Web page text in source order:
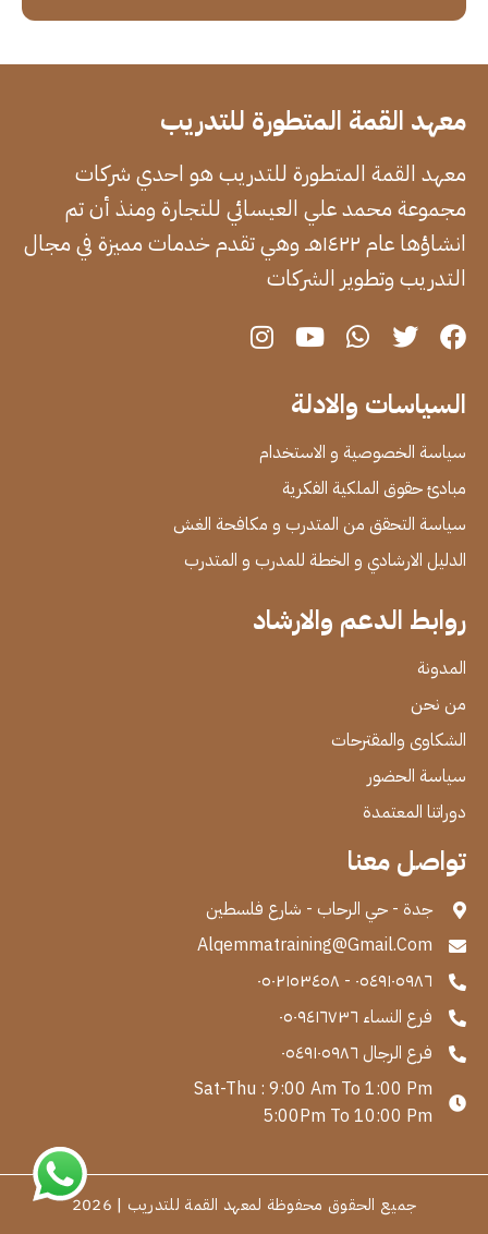
معهد القمة المتطورة للتدريب
معهد القمة المتطورة للتدريب هو احدي شركات
مجموعة محمد علي العيسائي للتجارة ومنذ أن تم
انشاؤها عام ١٤٢٢هـ وهي تقدم خدمات مميزة في مجال
التدريب وتطوير الشركات
السياسات والادلة
سياسة الخصوصية و الاستخدام
مبادئ حقوق الملكية الفكرية
سياسة التحقق من المتدرب و مكافحة الغش
الدليل الارشادي و الخطة للمدرب و المتدرب
روابط الدعم والارشاد
المدونة
من نحن
الشكاوى والمقترحات
سياسة الحضور
دوراتنا المعتمدة
تواصل معنا
جدة - حي الرحاب - شارع فلسطين
Alqemmatraining@Gmail.Com
٠٥٤٩١٠٥٩٨٦ - ٠٥٠٢١٥٣٤٥٨
فرع النساء ٠٥٠٩٤١٦٧٣٦
فرع الرجال ٠٥٤٩١٠٥٩٨٦
Sat-Thu : 9:00 Am To 1:00 Pm
5:00Pm To 10:00 Pm
جميع الحقوق محفوظة لمعهد القمة للتدريب | 2026